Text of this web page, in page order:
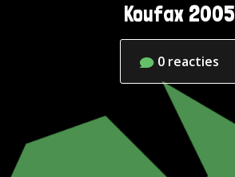
Koufax 2005
0 reacties